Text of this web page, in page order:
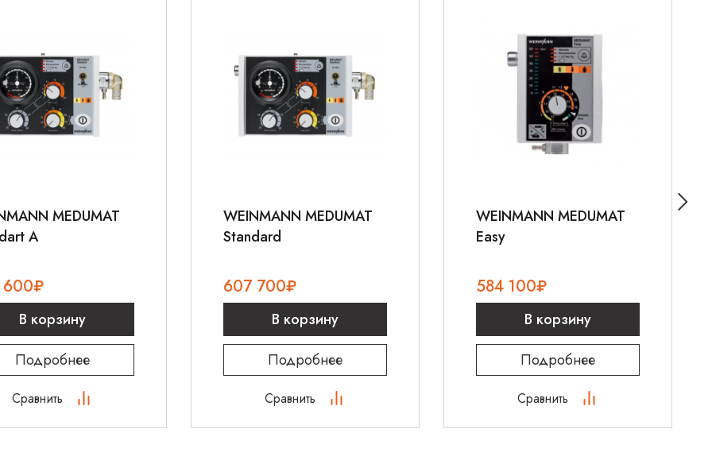
Запись и хранение данных о работе аппарата
Возможность подключения к центральной станции мониторинга
Совместимость с различными контурами дыхания
Низкий уровень шума во время работы
MEDUMAT
A
₽
В корзину
Подробнее
Сравнить
WEINMANN MEDUMAT
Standard
607 700₽
В корзину
Подробнее
Сравнить
WEINMANN MEDUMAT
Easy
584 100₽
В корзину
Подробнее
Сравнить